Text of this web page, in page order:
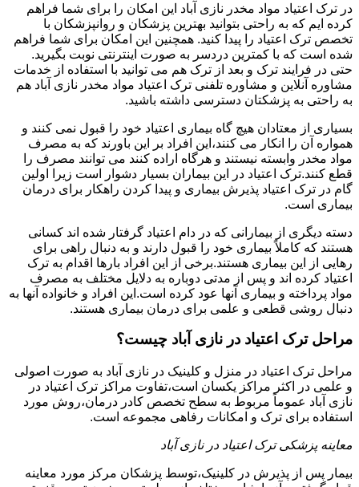
در ترک اعتیاد مواد مخدر نازی آباد این امکان را برای شما فراهم
کرده ایم که به راحتی بتوانید بهترین پزشکان و روانپزشکان با
تخصص ترک اعتیاد را پیدا کنید. همچنین این امکان برای شما فراهم
شده است که با کمترین دردسر به صورت اینترنتی نوبت بگیرید.
حتی در فرایند ترک و بعد از ترک هم می توانید با استفاده از خدمات
مشاوره آنلاین و مشاوره تلفنی ترک اعتیاد مواد مخدر نازی آباد هم
به راحتی به پزشکتان دسترسی داشته باشید.
بسیاری از معتادان هیچ گاه بیماری اعتیاد خود را قبول نمی کنند و
همواره آن را انکار می کنند،این افراد بر این باورند که به مصرف
مواد مخدر وابسته نیستند و هرگاه اراده کنند می توانند مصرف را
قطع کنند.ترک اعتیاد در این بیماران بسیار دشوار است زیرا اولین
گام در ترک اعتیاد پذیرش بیماری و پیدا کردن راهکار برای درمان
بیماری است.
دسته دیگری از بیمارانی که در دام اعتیاد گرفتار شده اند کسانی
هستند که کاملاً بیماری خود را قبول دارند و به دنبال راهی برای
رهایی از این بیماری هستند.برخی از این افراد بارها اقدام به ترک
اعتیاد کرده اند و پس از مدتی دوباره به دلایل مختلف به مصرف
مواد پرداخته و بیماری آنها عود کرده است.این افراد و خانواده آنها به
دنبال روشی قطعی و علمی برای درمان بیماری هستند.
مراحل ترک اعتیاد در نازی آباد چیست؟
مراحل ترک اعتیاد در منزل و کلینیک در نازی آباد به صورت اصولی
و علمی در اکثر مراکز یکسان است،تفاوت مراکز ترک اعتیاد در
نازی آباد عموماً مربوط به سطح تخصص کادر درمان،روش مورد
استفاده برای ترک و امکانات رفاهی مجموعه است.
معاینه پزشکی ترک اعتیاد در نازی آباد
بیمار پس از پذیرش در کلینیک،توسط پزشکان مرکز مورد معاینه